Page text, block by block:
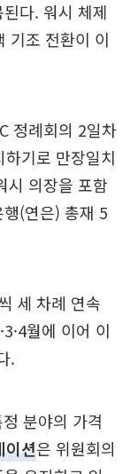
다. 워시 체제
기조 전환이 이
정례회의 2일차
기로 만장일치
시 의장을 포함
(연은) 총재 5
세 차례 연속
월에 이어 이
.
분야의 가격
이션은 위원회의